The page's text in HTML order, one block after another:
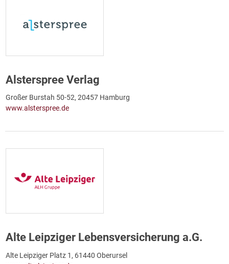
Alsterspree Verlag
Großer Burstah 50-52, 20457 Hamburg
www.alsterspree.de
Alte Leipziger Lebensversicherung a.G.
Alte Leipziger Platz 1, 61440 Oberursel